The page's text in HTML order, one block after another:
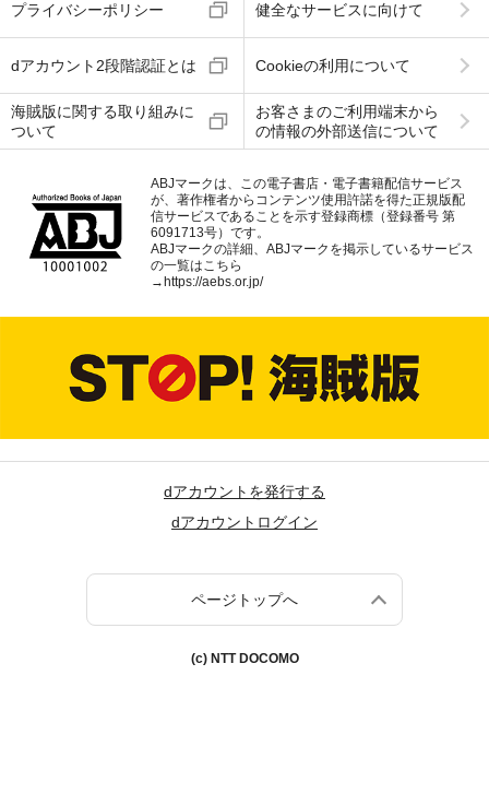
プライバシーポリシー 健全なサービスに向けて
dアカウント2段階認証とは Cookieの利用について
海賊版に関する取り組みに
ついて
お客さまのご利用端末から
の情報の外部送信について
ABJマークは、この電子書店・電子書籍配信サービス
が、著作権者からコンテンツ使用許諾を得た正規版配
信サービスであることを示す登録商標（登録番号 第
6091713号）です。
ABJマークの詳細、ABJマークを掲示しているサービス
の一覧はこちら
→ https://aebs.or.jp/
dアカウントを発行する
dアカウントログイン
ページトップへ
(c) NTT DOCOMO